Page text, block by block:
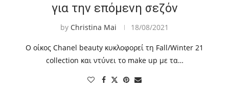
για την επόμενη σεζόν
by Christina Mai 18/08/2021
Ο οίκος Chanel beauty κυκλοφορεί τη Fall/Winter 21
collection και ντύνει το make up με τα…